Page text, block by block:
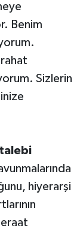
Benim
Sizlerin
hiyerarşi